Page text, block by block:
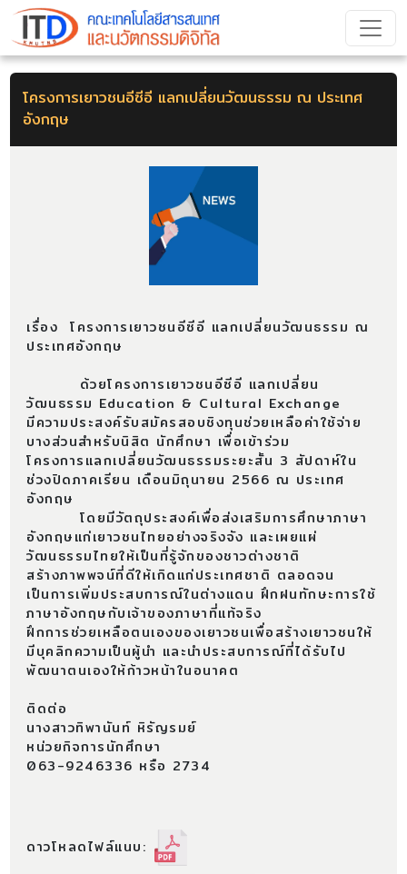
โครงการเยาวชนอีซีอี แลกเปลี่ยนวัฒนธรรม ณ ประเทศ
อังกฤษ
เรื่อง โครงการเยาวชนอีซีอี แลกเปลี่ยนวัฒนธรรม ณ
ประเทศอังกฤษ
ด้วยโครงการเยาวชนอีซีอี แลกเปลี่ยน
วัฒนธรรม Education & Cultural Exchange
มีความประสงค์รับสมัครสอบชิงทุนช่วยเหลือค่าใช้จ่าย
บางส่วนสำหรับนิสิต นักศึกษา เพื่อเข้าร่วม
โครงการแลกเปลี่ยนวัฒนธรรมระยะสั้น 3 สัปดาห์ใน
ช่วงปิดภาคเรียน เดือนมิถุนายน 2566 ณ ประเทศ
อังกฤษ
โดยมีวัตถุประสงค์เพื่อส่งเสริมการศึกษาภาษา
อังกฤษแก่เยาวชนไทยอย่างจริงจัง และเผยแผ่
วัฒนธรรมไทยให้เป็นที่รู้จักของชาวต่างชาติ
สร้างภาพพจน์ที่ดีให้เกิดแก่ประเทศชาติ ตลอดจน
เป็นการเพิ่มประสบการณ์ในต่างแดน ฝึกฝนทักษะการใช้
ภาษาอังกฤษกับเจ้าของภาษาที่แท้จริง
ฝึกการช่วยเหลือตนเองของเยาวชนเพื่อสร้างเยาวชนให้
มีบุคลิกความเป็นผู้นำ และนำประสบการณ์ที่ได้รับไป
พัฒนาตนเองให้ก้าวหน้าในอนาคต
ติดต่อ
นางสาวทิพานันท์ หิรัญรมย์
หน่วยกิจการนักศึกษา
063-9246336 หรือ 2734
ดาวโหลดไฟล์แนบ: